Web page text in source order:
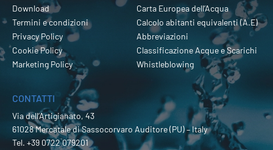
Download
Termini e condizioni
Privacy Policy
Cookie Policy
Marketing Policy
Carta Europea dell’Acqua
Calcolo abitanti equivalenti (A.E)
Abbreviazioni
Classificazione Acque e Scarichi
Whistleblowing
CONTATTI
Via dell’Artigianato, 43
61028 Mercatale di Sassocorvaro Auditore (PU) – Italy
Tel. +39 0722 079201